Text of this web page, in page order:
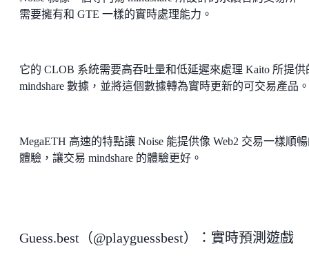
需要擁有和 GTE 一樣的實時處理能力。
它的 CLOB 系統需要高吞吐量和低延遲來處理 Kaito 所提供
mindshare 數據，並將這個數據轉為實時更新的可交易產品。
MegaETH 高速的特點讓 Noise 能提供像 Web2 交易一樣順
體驗，讓交易 mindshare 的體驗更好。
Guess.best（@playguessbest）：實時預測遊戲